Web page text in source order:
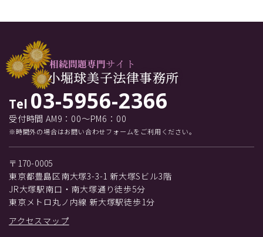
Tel 03-5956-2366
受付時間 AM9：00～PM6：00
※時間外の場合はお問い合わせフォームをご利用ください。
〒170-0005
東京都豊島区南大塚3-3-1 新大塚Sビル3階
JR大塚駅南口・南大塚通り徒歩5分
東京メトロ丸ノ内線 新大塚駅徒歩1分
アクセスマップ